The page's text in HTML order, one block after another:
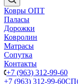
Ковры ОПТ
Паласы
Дорожки
Ковролин
Матрасы
Сопутка
Контакты
+7 (963) 312-99-60
+7 (963) 312-99-60